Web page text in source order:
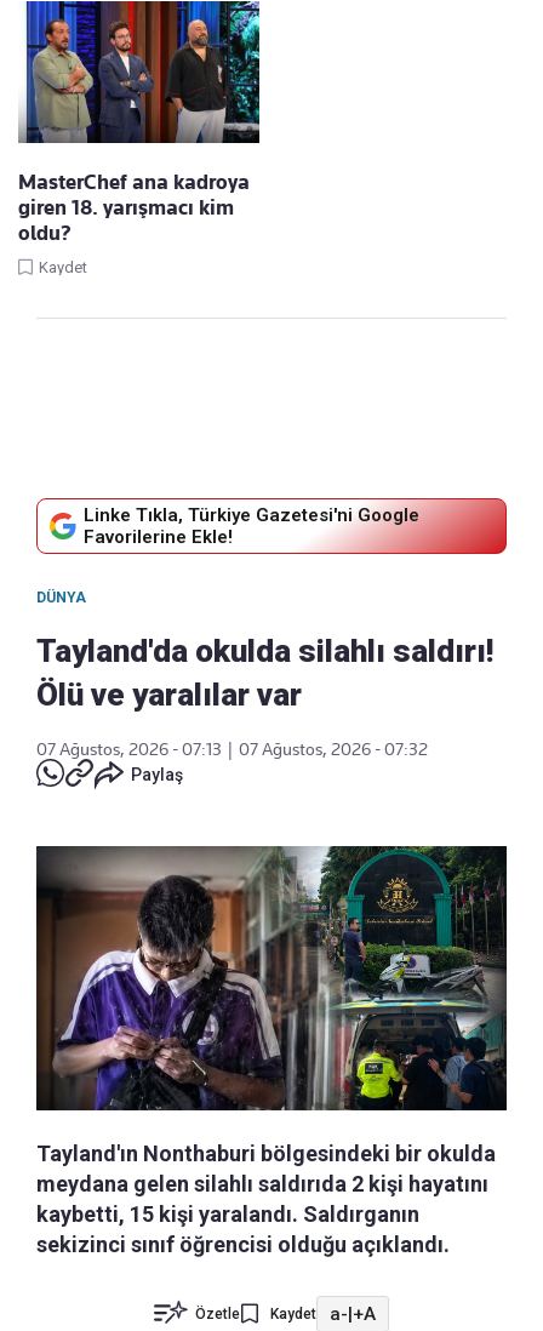
MasterChef ana kadroya
giren 18. yarışmacı kim
oldu?
Kaydet
Linke Tıkla, Türkiye Gazetesi'ni Google
Favorilerine Ekle!
DÜNYA
Tayland'da okulda silahlı saldırı!
Ölü ve yaralılar var
07 Ağustos, 2026 - 07:13
07 Ağustos, 2026 - 07:32
Paylaş
Tayland'ın Nonthaburi bölgesindeki bir okulda
meydana gelen silahlı saldırıda 2 kişi hayatını
kaybetti, 15 kişi yaralandı. Saldırganın
sekizinci sınıf öğrencisi olduğu açıklandı.
Özetle Kaydet a-|+A